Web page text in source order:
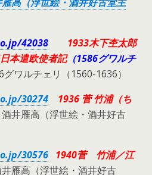
42038
1933木下杢太郎
本遣欧使者記（1586グワルチ
ワルチェリ（1560-1636）
30274
1936 菅 竹浦（ち
井雁高（浮世絵・酒井好古
30576 1940菅 竹浦／江
雁高（浮世絵・酒井好古